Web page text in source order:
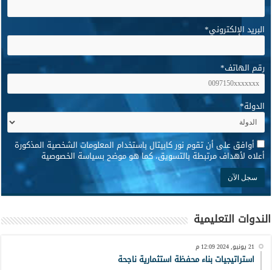
البريد الإلكتروني*
رقم الهاتف*
الدولة*
* أوافق على أن تقوم نور كابيتال باستخدام المعلومات الشخصية المذكورة
أعلاه لأهداف مرتبطة بالتسويق، كما هو موضح بسياسة الخصوصية
الندوات التعليمية
21 يونيو, 2024 12:09 م
استراتيجيات بناء محفظة استثمارية ناجحة